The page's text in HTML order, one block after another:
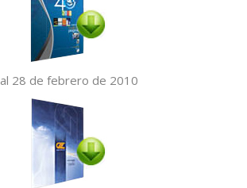
al 28 de febrero de 2010